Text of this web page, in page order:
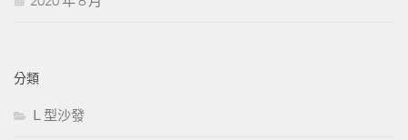
分類
Ｌ型沙發